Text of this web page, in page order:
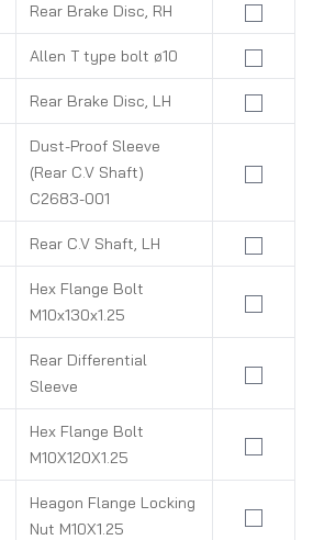
Rear Brake Disc, RH
Allen T type bolt ø10
Rear Brake Disc, LH
Dust-Proof Sleeve
(Rear C.V Shaft)
C2683-001
Rear C.V Shaft, LH
Hex Flange Bolt
M10x130x1.25
Rear Differential
Sleeve
Hex Flange Bolt
M10X120X1.25
Heagon Flange Locking
Nut M10X1.25